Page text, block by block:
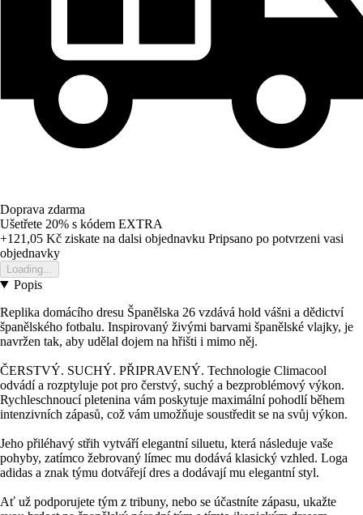
Doprava zdarma
Ušetřete 20% s kódem EXTRA
+121,05 Kč ziskate na dalsi objednavku Pripsano po potvrzeni vasi
objednavky
Loading...
Popis
Replika domácího dresu Španělska 26 vzdává hold vášni a dědictví
španělského fotbalu. Inspirovaný živými barvami španělské vlajky, je
navržen tak, aby udělal dojem na hřišti i mimo něj.
ČERSTVÝ. SUCHÝ. PŘIPRAVENÝ. Technologie Climacool
odvádí a rozptyluje pot pro čerstvý, suchý a bezproblémový výkon.
Rychleschnoucí pletenina vám poskytuje maximální pohodlí během
intenzivních zápasů, což vám umožňuje soustředit se na svůj výkon.
Jeho přiléhavý střih vytváří elegantní siluetu, která následuje vaše
pohyby, zatímco žebrovaný límec mu dodává klasický vzhled. Loga
adidas a znak týmu dotvářejí dres a dodávají mu elegantní styl.
Ať už podporujete tým z tribuny, nebo se účastníte zápasu, ukažte